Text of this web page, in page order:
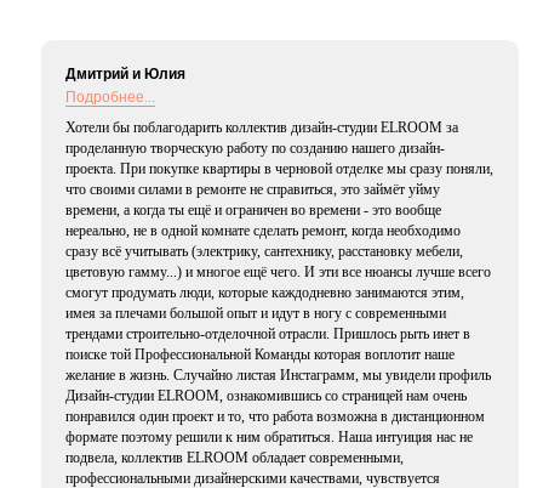
Дмитрий и Юлия
Подробнее...
Хотели бы поблагодарить коллектив дизайн-студии ELROOM за
проделанную творческую работу по созданию нашего дизайн-
проекта. При покупке квартиры в черновой отделке мы сразу поняли,
что своими силами в ремонте не справиться, это займёт уйму
времени, а когда ты ещё и ограничен во времени - это вообще
нереально, не в одной комнате сделать ремонт, когда необходимо
сразу всё учитывать (электрику, сантехнику, расстановку мебели,
цветовую гамму...) и многое ещё чего. И эти все нюансы лучше всего
смогут продумать люди, которые каждодневно занимаются этим,
имея за плечами большой опыт и идут в ногу с современными
трендами строительно-отделочной отрасли. Пришлось рыть инет в
поиске той Профессиональной Команды которая воплотит наше
желание в жизнь. Случайно листая Инстаграмм, мы увидели профиль
Дизайн-студии ELROOM, ознакомившись со страницей нам очень
понравился один проект и то, что работа возможна в дистанционном
формате поэтому решили к ним обратиться. Наша интуиция нас не
подвела, коллектив ELROOM обладает современными,
профессиональными дизайнерскими качествами, чувствуется